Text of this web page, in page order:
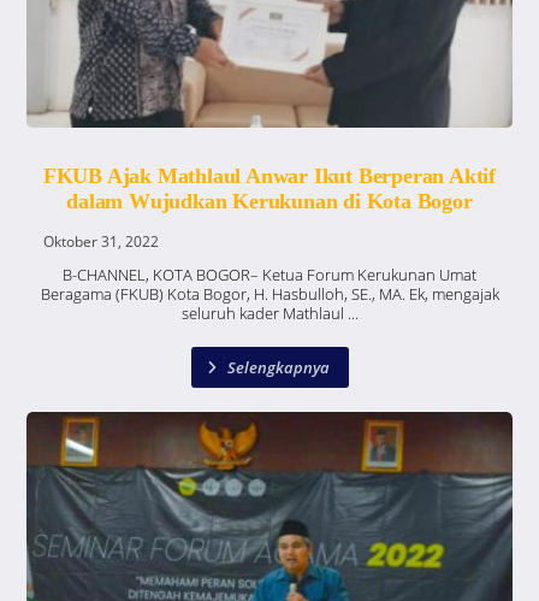
FKUB Ajak Mathlaul Anwar Ikut Berperan Aktif
dalam Wujudkan Kerukunan di Kota Bogor
Oktober 31, 2022
B-CHANNEL, KOTA BOGOR– Ketua Forum Kerukunan Umat
Beragama (FKUB) Kota Bogor, H. Hasbulloh, SE., MA. Ek, mengajak
seluruh kader Mathlaul ...
Selengkapnya